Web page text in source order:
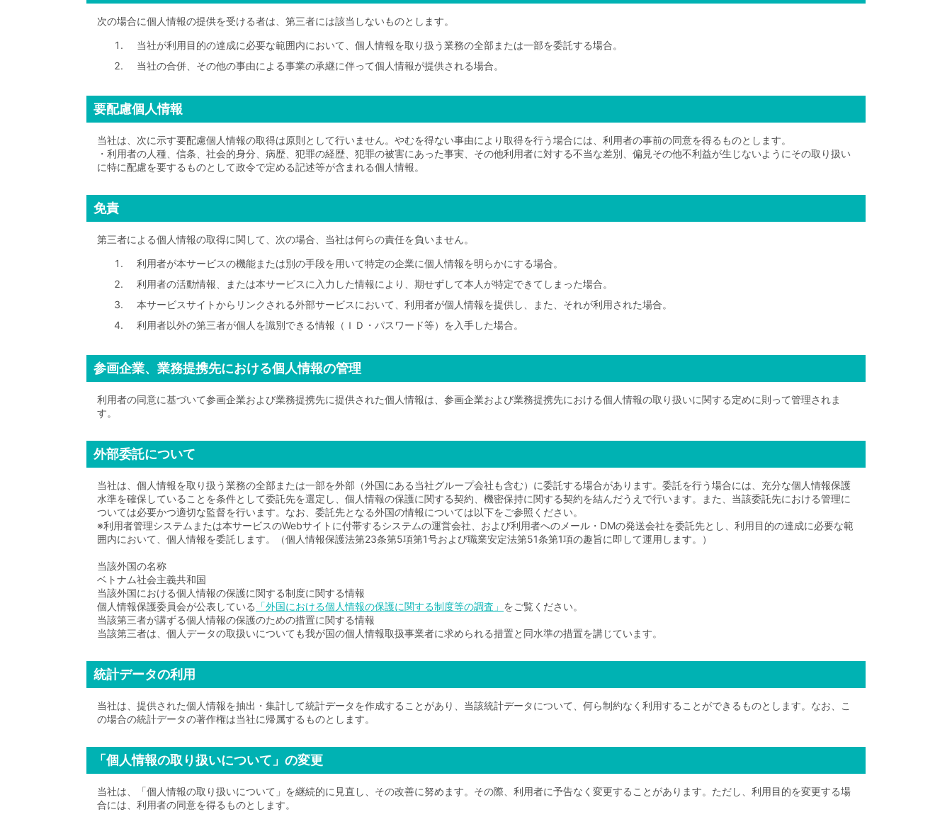
次の場合に個人情報の提供を受ける者は、第三者には該当しないものとします。
当社が利用目的の達成に必要な範囲内において、個人情報を取り扱う業務の全部または一部を委託する場合。
当社の合併、その他の事由による事業の承継に伴って個人情報が提供される場合。
要配慮個人情報
当社は、次に示す要配慮個人情報の取得は原則として行いません。やむを得ない事由により取得を行う場合には、利用者の事前の同意を得るものとします。
・利用者の人種、信条、社会的身分、病歴、犯罪の経歴、犯罪の被害にあった事実、その他利用者に対する不当な差別、偏見その他不利益が生じないようにその取り扱い
に特に配慮を要するものとして政令で定める記述等が含まれる個人情報。
免責
第三者による個人情報の取得に関して、次の場合、当社は何らの責任を負いません。
利用者が本サービスの機能または別の手段を用いて特定の企業に個人情報を明らかにする場合。
利用者の活動情報、または本サービスに入力した情報により、期せずして本人が特定できてしまった場合。
本サービスサイトからリンクされる外部サービスにおいて、利用者が個人情報を提供し、また、それが利用された場合。
利用者以外の第三者が個人を識別できる情報（ＩＤ・パスワード等）を入手した場合。
参画企業、業務提携先における個人情報の管理
利用者の同意に基づいて参画企業および業務提携先に提供された個人情報は、参画企業および業務提携先における個人情報の取り扱いに関する定めに則って管理されま
す。
外部委託について
当社は、個人情報を取り扱う業務の全部または一部を外部（外国にある当社グループ会社も含む）に委託する場合があります。委託を行う場合には、充分な個人情報保護
水準を確保していることを条件として委託先を選定し、個人情報の保護に関する契約、機密保持に関する契約を結んだうえで行います。また、当該委託先における管理に
ついては必要かつ適切な監督を行います。なお、委託先となる外国の情報については以下をご参照ください。
※利用者管理システムまたは本サービスのWebサイトに付帯するシステムの運営会社、および利用者へのメール・DMの発送会社を委託先とし、利用目的の達成に必要な範
囲内において、個人情報を委託します。（個人情報保護法第23条第5項第1号および職業安定法第51条第1項の趣旨に即して運用します。）
当該外国の名称
ベトナム社会主義共和国
当該外国における個人情報の保護に関する制度に関する情報
個人情報保護委員会が公表している 「外国における個人情報の保護に関する制度等の調査」 をご覧ください。
当該第三者が講ずる個人情報の保護のための措置に関する情報
当該第三者は、個人データの取扱いについても我が国の個人情報取扱事業者に求められる措置と同水準の措置を講じています。
統計データの利用
当社は、提供された個人情報を抽出・集計して統計データを作成することがあり、当該統計データについて、何ら制約なく利用することができるものとします。なお、こ
の場合の統計データの著作権は当社に帰属するものとします。
「個人情報の取り扱いについて」の変更
当社は、「個人情報の取り扱いについて」を継続的に見直し、その改善に努めます。その際、利用者に予告なく変更することがあります。ただし、利用目的を変更する場
合には、利用者の同意を得るものとします。